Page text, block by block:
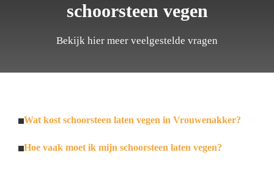
schoorsteen vegen
Bekijk hier meer veelgestelde vragen
Wat kost schoorsteen laten vegen in Vrouwenakker?
Hoe vaak moet ik mijn schoorsteen laten vegen?